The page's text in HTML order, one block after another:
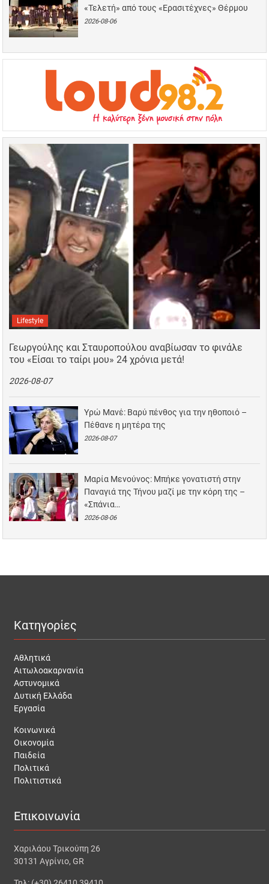
«Τελετή» από τους «Ερασιτέχνες» Θέρμου
2026-08-06
Lifestyle
Γεωργούλης και Σταυροπούλου αναβίωσαν το φινάλε
του «Είσαι το ταίρι μου» 24 χρόνια μετά!
2026-08-07
Υρώ Μανέ: Βαρύ πένθος για την ηθοποιό –
Πέθανε η μητέρα της
2026-08-07
Μαρία Μενούνος: Μπήκε γονατιστή στην
Παναγιά της Τήνου μαζί με την κόρη της –
«Σπάνια…
2026-08-06
Κατηγορίες
Αθλητικά
Αιτωλοακαρνανία
Αστυνομικά
Δυτική Ελλάδα
Εργασία
Κοινωνικά
Οικονομία
Παιδεία
Πολιτικά
Πολιτιστικά
Επικοινωνία
Χαριλάου Τρικούπη 26
30131 Αγρίνιο, GR